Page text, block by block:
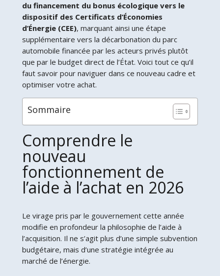
du financement du bonus écologique vers le
dispositif des Certificats d’Économies
d’Énergie (CEE), marquant ainsi une étape
supplémentaire vers la décarbonation du parc
automobile financée par les acteurs privés plutôt
que par le budget direct de l’État. Voici tout ce qu’il
faut savoir pour naviguer dans ce nouveau cadre et
optimiser votre achat.
Sommaire
Comprendre le
nouveau
fonctionnement de
l’aide à l’achat en 2026
Le virage pris par le gouvernement cette année
modifie en profondeur la philosophie de l’aide à
l’acquisition. Il ne s’agit plus d’une simple subvention
budgétaire, mais d’une stratégie intégrée au
marché de l’énergie.